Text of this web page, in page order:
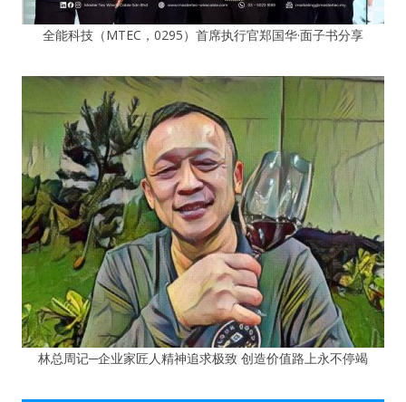
全能科技（MTEC，0295）首席执行官郑国华·面子书分享
林总周记─企业家匠人精神追求极致 创造价值路上永不停竭